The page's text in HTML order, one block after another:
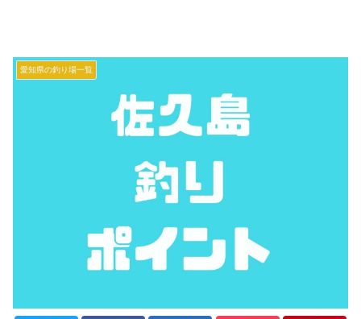
愛知県の釣り場一覧